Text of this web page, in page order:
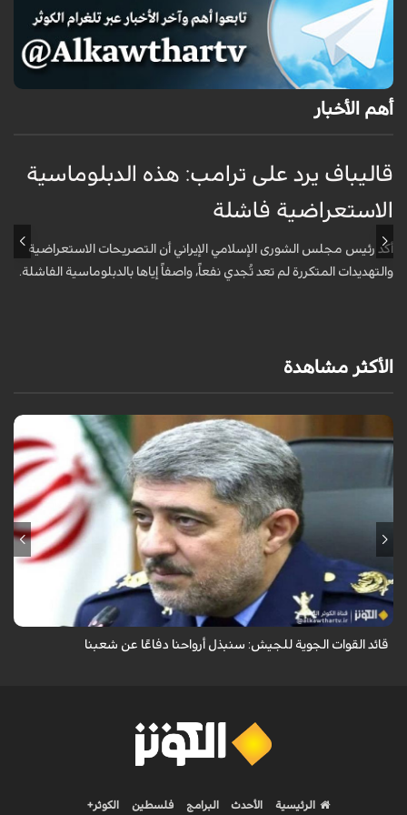
أهم الأخبار
قاليباف يرد على ترامب: هذه الدبلوماسية
الاستعراضية فاشلة
أكد رئيس مجلس الشورى الإسلامي الإيراني أن التصريحات الاستعراضية
والتهديدات المتكررة لم تعد تُجدي نفعاً، واصفاً إياها بالدبلوماسية الفاشلة.
الأكثر مشاهدة
قال قائد القوات الجوية للجيش الايراني العميد الطيار بهمن بهمرد "ان القوات
الجوية للجيش ستبذل الأرواح دفاعًا عن الشعب الإيراني".
قائد القوات الجوية للجيش: سنبذل أرواحنا دفاعًا عن شعبنا
الرئيسية الأحدث البرامج فلسطين الكوثر+